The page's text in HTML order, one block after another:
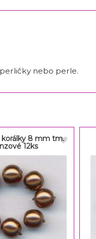
nebo perle.
korálky 8 mm tm.
12ks